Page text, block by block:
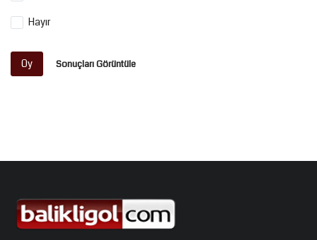
Hayır
Oy Sonuçları Görüntüle